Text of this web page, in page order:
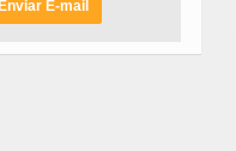
Enviar E-mail